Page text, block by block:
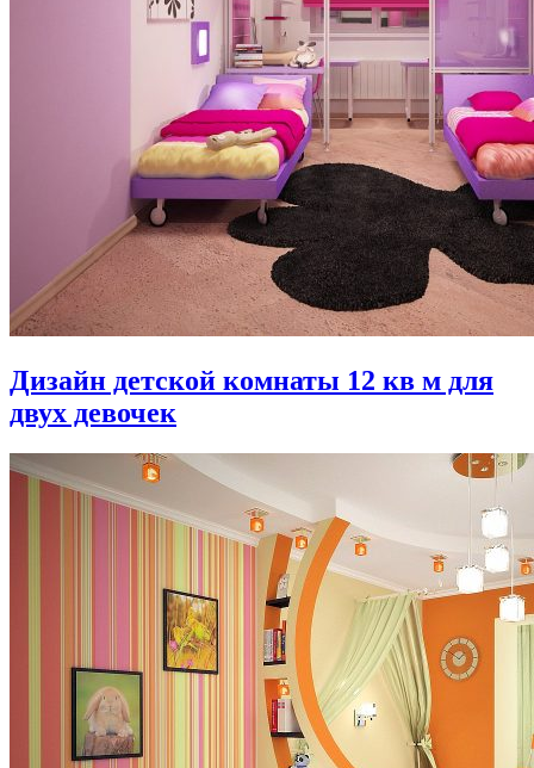
Дизайн детской комнаты 12 кв м для
двух девочек